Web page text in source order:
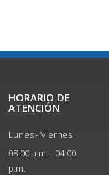
HORARIO DE
ATENCIÓN
Lunes - Viernes
08:00 a.m. - 04:00
p.m.